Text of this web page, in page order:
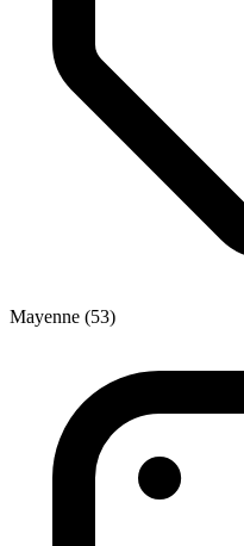
Mayenne (53)